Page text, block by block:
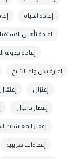
إعادة الحياة
إعادة تأهيل
إعادة جدولة
إعارة بلال ولد الشيخ
إعتزال إعتقال
إعصار دانيال
إعفاء المعاشات
إعفاءات ضريبية